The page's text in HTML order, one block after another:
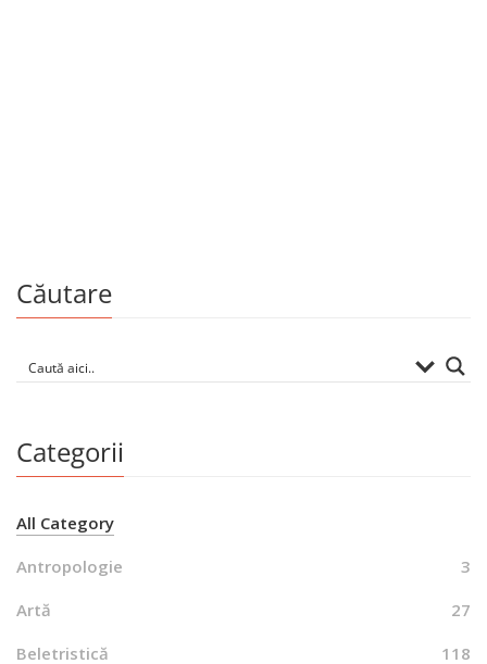
Căutare
Categorii
All Category
Antropologie
3
Artă
27
Beletristică
118